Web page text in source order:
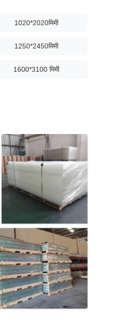
1020*2020मिमी
1250*2450मिमी
1600*3100 मिमी